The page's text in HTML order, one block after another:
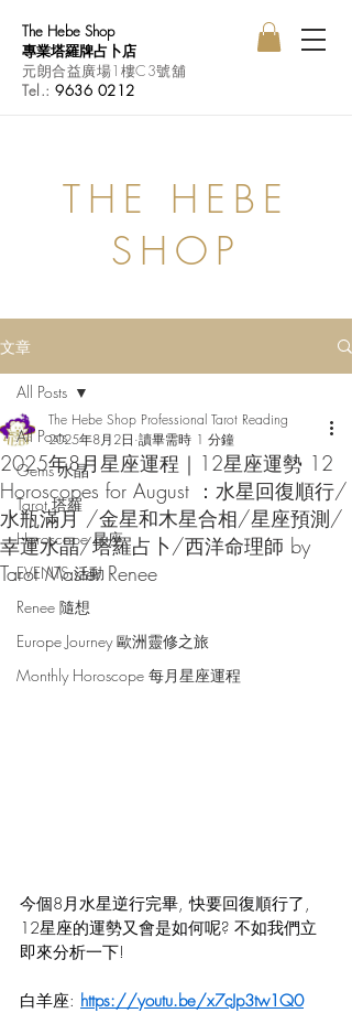
The Hebe Shop
專業塔羅牌占卜店
元朗合益廣場1樓C3號舖
Tel.:9636 0212
THE HEBE
SHOP
文章
All Posts
Gems 水晶
Tarot 塔羅
Horoscope 星座
EVENTS 活動
Renee 隨想
Europe Journey 歐洲靈修之旅
Monthly Horoscope 每月星座運程
All Posts
2025年8月星座運程｜12星座運勢 12
Horoscopes for August ：水星回復順行/
水瓶滿月 /金星和木星合相/星座預測/
幸運水晶/塔羅占卜/西洋命理師 by
Tarot Master Renee
The Hebe Shop Professional Tarot Reading
2025年8月2日 讀畢需時 1 分鐘
今個8月水星逆行完畢, 快要回復順行了,
12星座的運勢又會是如何呢? 不如我們立
即來分析一下!
白羊座: https://youtu.be/x7cJp3tw1Q0